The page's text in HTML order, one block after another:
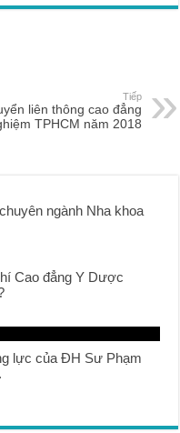
Tiếp
liên thông cao đẳng
TPHCM năm 2018
ngành Nha khoa
Cao đẳng Y Dược
lực của ĐH Sư Phạm